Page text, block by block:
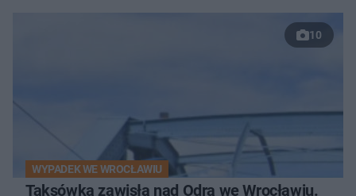
10
WYPADEK WE WROCŁAWIU
Taksówka zawisła nad Odrą we Wrocławiu.